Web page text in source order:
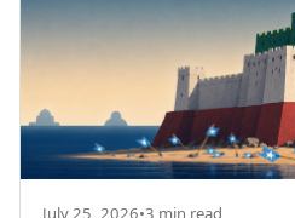
July 25, 2026•3 min read